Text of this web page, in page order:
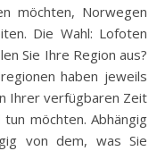
möchten, Norwegen
Die Wahl: Lofoten
Sie Ihre Region aus?
haben jeweils
Ihrer verfügbaren Zeit
möchten. Abhängig
von dem, was Sie